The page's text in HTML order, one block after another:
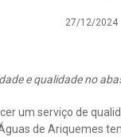
27/12/2024
e qualidade no
um serviço de
de Ariquemes